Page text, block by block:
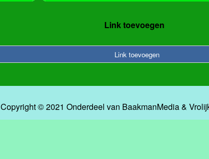
Link toevoegen
Link toevoegen
Copyright © 2021 Onderdeel van BaakmanMedia&